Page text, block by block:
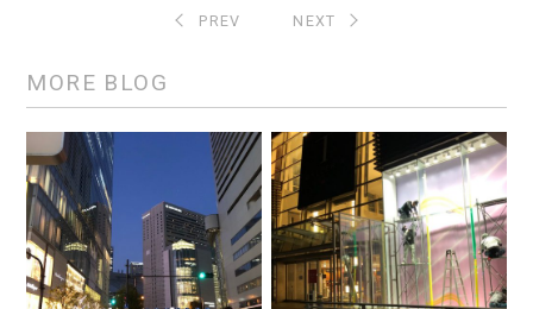
PREV NEXT
MORE BLOG